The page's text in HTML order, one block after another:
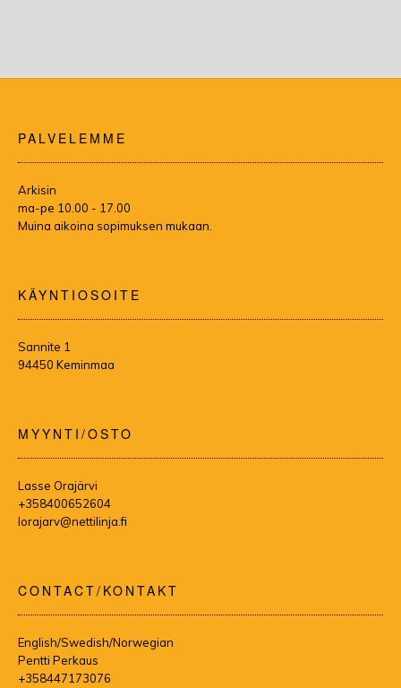
PALVELEMME
Arkisin
ma-pe 10.00 - 17.00
Muina aikoina sopimuksen mukaan.
KÄYNTIOSOITE
Sannite 1
94450 Keminmaa
MYYNTI/OSTO
Lasse Orajärvi
+358400652604
lorajarv@nettilinja.fi
CONTACT/KONTAKT
English/Swedish/Norwegian
Pentti Perkaus
+358447173076